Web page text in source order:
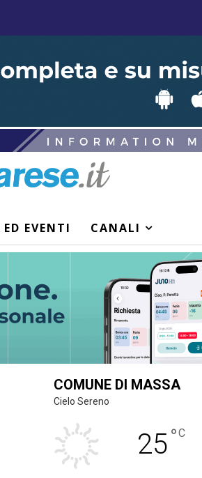
EVENTI CANALI
COMUNE DI MASSA
Cielo Sereno
25°C